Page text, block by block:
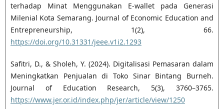
terhadap Minat Menggunakan E-wallet pada Generasi
Milenial Kota Semarang. Journal of Economic Education and
Entrepreneurship, 1(2), 66.
https://doi.org/10.31331/jeee.v1i2.1293
Safitri, D., & Sholeh, Y. (2024). Digitalisasi Pemasaran dalam
Meningkatkan Penjualan di Toko Sinar Bintang Burneh.
Journal of Education Research, 5(3), 3760–3765.
https://www.jer.or.id/index.php/jer/article/view/1250